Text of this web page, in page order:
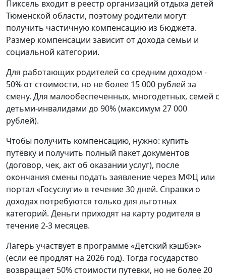
Пиксель входит в реестр организаций отдыха детей
Тюменской области, поэтому родители могут
получить частичную компенсацию из бюджета.
Размер компенсации зависит от дохода семьи и
социальной категории.
Для работающих родителей со средним доходом -
50% от стоимости, но не более 15 000 рублей за
смену. Для малообеспеченных, многодетных, семей с
детьми-инвалидами до 90% (максимум 27 000
рублей).
Чтобы получить компенсацию, нужно: купить
путёвку и получить полный пакет документов
(договор, чек, акт об оказании услуг), после
окончания смены подать заявление через МФЦ или
портал «Госуслуги» в течение 30 дней. Справки о
доходах потребуются только для льготных
категорий. Деньги приходят на карту родителя в
течение 2-3 месяцев.
Лагерь участвует в программе «Детский кэшбэк»
(если её продлят на 2026 год). Тогда государство
возвращает 50% стоимости путевки, но не более 20